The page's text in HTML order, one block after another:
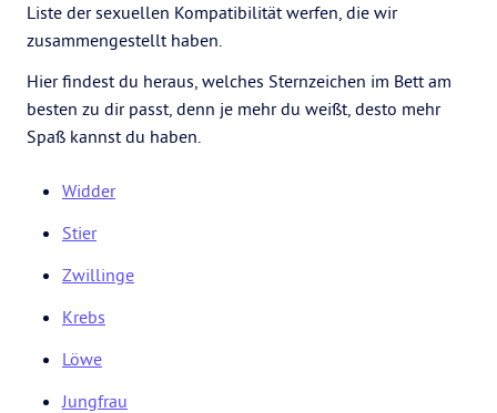
Liste der sexuellen Kompatibilität werfen, die wir
zusammengestellt haben.
Hier findest du heraus, welches Sternzeichen im Bett am
besten zu dir passt, denn je mehr du weißt, desto mehr
Spaß kannst du haben.
Widder
Stier
Zwillinge
Krebs
Löwe
Jungfrau